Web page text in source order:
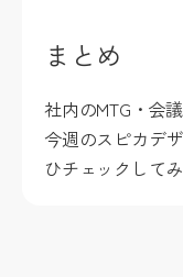
まとめ
社内のMTG・会
今週のスピカデ
ひチェックして